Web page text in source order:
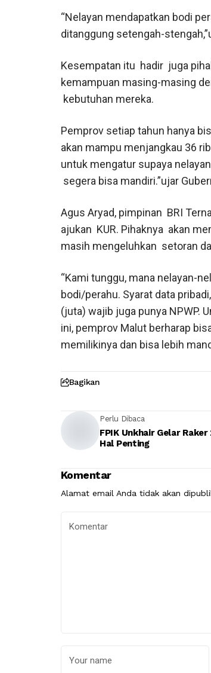
“Nelayan mendapatkan bodi
ditanggung setengah-
Kesempatan itu hadir juga
kemampuan masing-masing
kebutuhan mereka.
Pemprov setiap tahun hanya
akan mampu menjangkau 36
untuk mengatur supaya
segera bisa mandiri.”ujar
Agus Aryad, pimpinan BRI
ajukan KUR. Pihaknya akan
masih mengeluhkan setoran
“Kami tunggu, mana nelayan-
bodi/perahu. Syarat data
(juta) wajib juga punya NPWP.
ini, pemprov Malut berharap
memilikinya dan bisa lebih
Bagikan
Perlu Dibaca
FPIK Unkhair Gelar
Hal Penting
Komentar
Alamat email Anda tidak akan